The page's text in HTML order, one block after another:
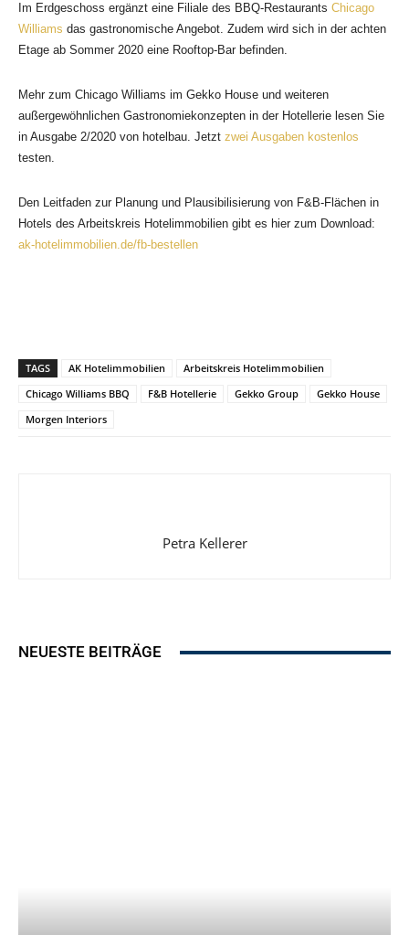
Wie ein roter Faden zieht sich grüne Elemente durch das Gekko House. Bild: Gekko
Group
Im Erdgeschoss ergänzt eine Filiale des BBQ-Restaurants Chicago
Williams das gastronomische Angebot. Zudem wird sich in der achten
Etage ab Sommer 2020 eine Rooftop-Bar befinden.
Mehr zum Chicago Williams im Gekko House und weiteren
außergewöhnlichen Gastronomiekonzepten in der Hotellerie lesen Sie
in Ausgabe 2/2020 von hotelbau. Jetzt zwei Ausgaben kostenlos
testen.
Den Leitfaden zur Planung und Plausibilisierung von F&B-Flächen in
Hotels des Arbeitskreis Hotelimmobilien gibt es hier zum Download:
ak-hotelimmobilien.de/fb-bestellen
TAGS AK Hotelimmobilien
Arbeitskreis Hotelimmobilien
Chicago Williams BBQ
F&B Hotellerie Gekko Group
Gekko House
Morgen Interiors
Petra Kellerer
NEUESTE BEITRÄGE